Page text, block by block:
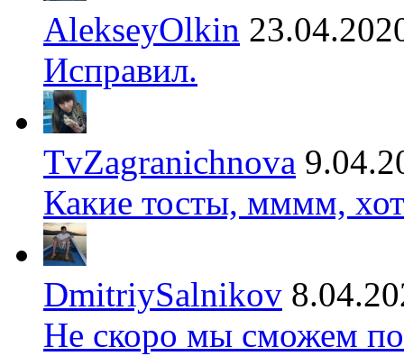
AlekseyOlkin
Исправил.
TvZagranichnova
Какие тосты, мммм,
DmitriySalnikov
Не скоро мы сможем